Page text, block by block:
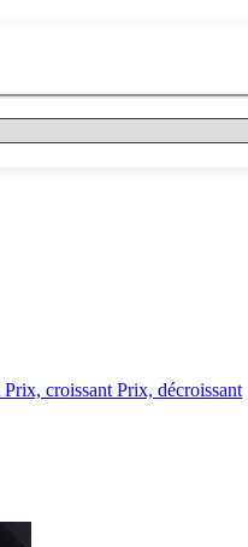
Prix, croissant Prix, décroissant